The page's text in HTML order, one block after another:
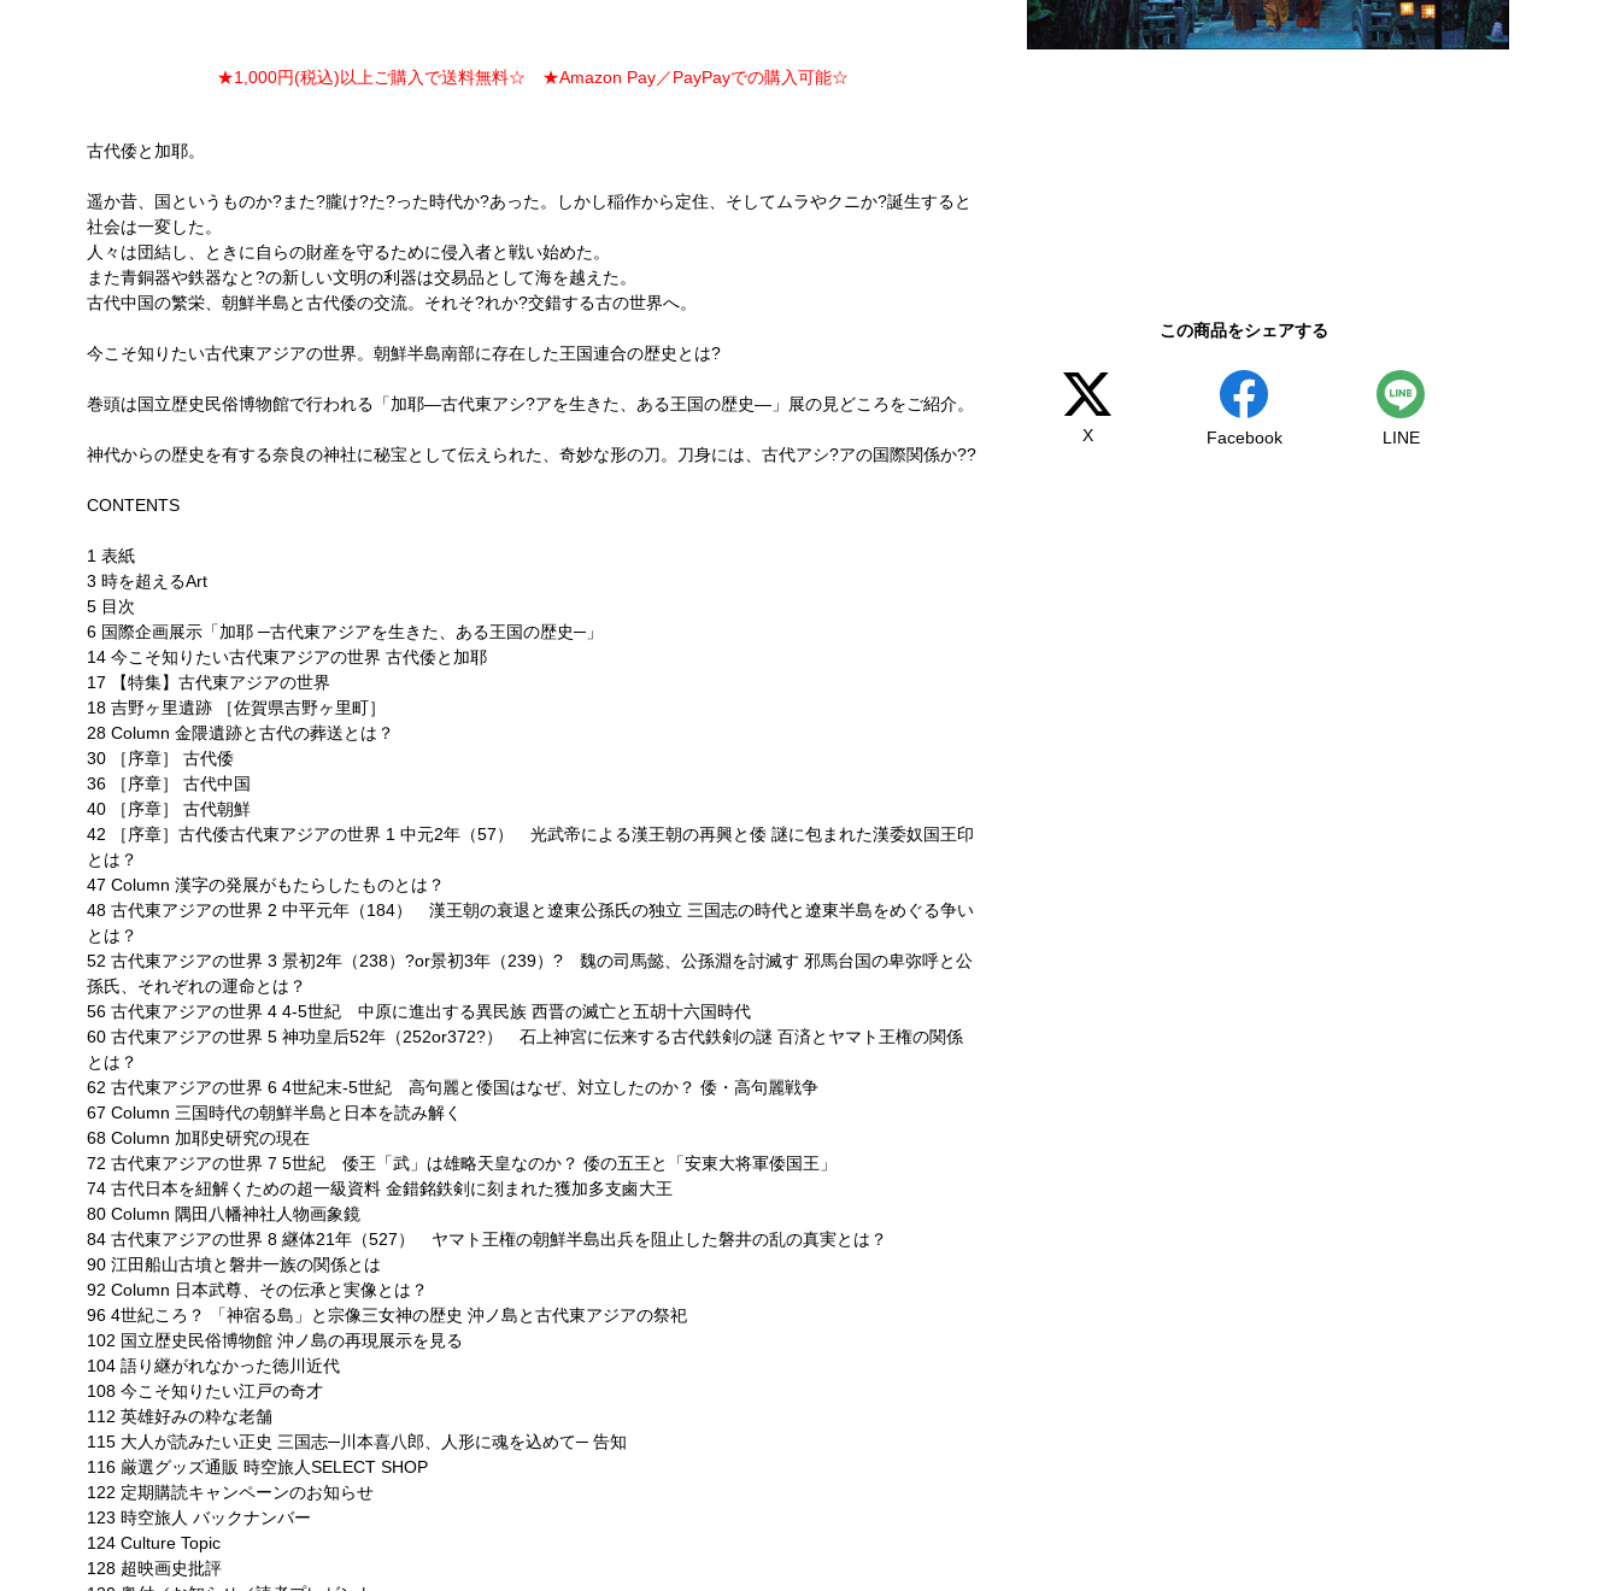
★1,000円(税込)以上ご購入で送料無料☆ ★Amazon Pay／PayPayでの購入可能☆
古代倭と加耶。
遥か昔、国というものか?また?朧け?た?った時代か?あった。しかし稲作から定住、そしてムラやクニか?誕生すると
社会は一変した。
人々は団結し、ときに自らの財産を守るために侵入者と戦い始めた。
また青銅器や鉄器なと?の新しい文明の利器は交易品として海を越えた。
古代中国の繁栄、朝鮮半島と古代倭の交流。それそ?れか?交錯する古の世界へ。
今こそ知りたい古代東アジアの世界。朝鮮半島南部に存在した王国連合の歴史とは?
巻頭は国立歴史民俗博物館で行われる「加耶―古代東アシ?アを生きた、ある王国の歴史―」展の見どころをご紹介。
神代からの歴史を有する奈良の神社に秘宝として伝えられた、奇妙な形の刀。刀身には、古代アシ?アの国際関係か??
CONTENTS
1 表紙
3 時を超えるArt
5 目次
6 国際企画展示「加耶 ─古代東アジアを生きた、ある王国の歴史─」
14 今こそ知りたい古代東アジアの世界 古代倭と加耶
17 【特集】古代東アジアの世界
18 吉野ヶ里遺跡 ［佐賀県吉野ヶ里町］
28 Column 金隈遺跡と古代の葬送とは？
30 ［序章］ 古代倭
36 ［序章］ 古代中国
40 ［序章］ 古代朝鮮
42 ［序章］古代倭古代東アジアの世界 1 中元2年（57） 光武帝による漢王朝の再興と倭 謎に包まれた漢委奴国王印
とは？
47 Column 漢字の発展がもたらしたものとは？
48 古代東アジアの世界 2 中平元年（184） 漢王朝の衰退と遼東公孫氏の独立 三国志の時代と遼東半島をめぐる争い
とは？
52 古代東アジアの世界 3 景初2年（238）?or景初3年（239）? 魏の司馬懿、公孫淵を討滅す 邪馬台国の卑弥呼と公
孫氏、それぞれの運命とは？
56 古代東アジアの世界 4 4-5世紀 中原に進出する異民族 西晋の滅亡と五胡十六国時代
60 古代東アジアの世界 5 神功皇后52年（252or372?） 石上神宮に伝来する古代鉄剣の謎 百済とヤマト王権の関係
とは？
62 古代東アジアの世界 6 4世紀末-5世紀 高句麗と倭国はなぜ、対立したのか？ 倭・高句麗戦争
67 Column 三国時代の朝鮮半島と日本を読み解く
68 Column 加耶史研究の現在
72 古代東アジアの世界 7 5世紀 倭王「武」は雄略天皇なのか？ 倭の五王と「安東大将軍倭国王」
74 古代日本を紐解くための超一級資料 金錯銘鉄剣に刻まれた獲加多支鹵大王
80 Column 隅田八幡神社人物画象鏡
84 古代東アジアの世界 8 継体21年（527） ヤマト王権の朝鮮半島出兵を阻止した磐井の乱の真実とは？
90 江田船山古墳と磐井一族の関係とは
92 Column 日本武尊、その伝承と実像とは？
96 4世紀ころ？ 「神宿る島」と宗像三女神の歴史 沖ノ島と古代東アジアの祭祀
102 国立歴史民俗博物館 沖ノ島の再現展示を見る
104 語り継がれなかった徳川近代
108 今こそ知りたい江戸の奇才
112 英雄好みの粋な老舗
115 大人が読みたい正史 三国志─川本喜八郎、人形に魂を込めて─ 告知
116 厳選グッズ通販 時空旅人SELECT SHOP
122 定期購読キャンペーンのお知らせ
123 時空旅人 バックナンバー
124 Culture Topic
128 超映画史批評
この商品をシェアする
X Facebook LINE